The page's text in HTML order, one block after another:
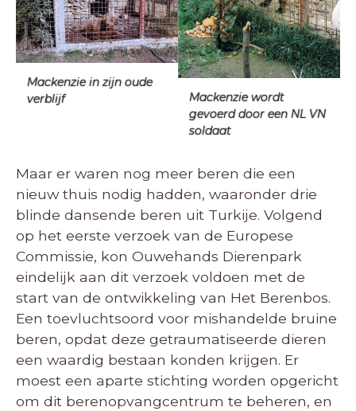
Mackenzie in zijn oude
verblijf
Mackenzie wordt
gevoerd door een NL VN
soldaat
Maar er waren nog meer beren die een
nieuw thuis nodig hadden, waaronder drie
blinde dansende beren uit Turkije. Volgend
op het eerste verzoek van de Europese
Commissie, kon Ouwehands Dierenpark
eindelijk aan dit verzoek voldoen met de
start van de ontwikkeling van Het Berenbos.
Een toevluchtsoord voor mishandelde bruine
beren, opdat deze getraumatiseerde dieren
een waardig bestaan konden krijgen. Er
moest een aparte stichting worden opgericht
om dit berenopvangcentrum te beheren, en